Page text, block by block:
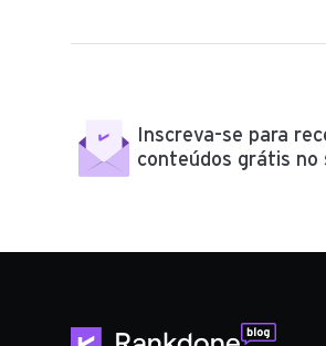
Inscreva-se para
conteúdos grátis no